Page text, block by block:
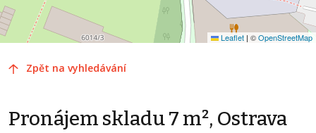
Leaflet | ©OpenStreetMap
Zpět na vyhledávání
Pronájem skladu 7 m², Ostrava